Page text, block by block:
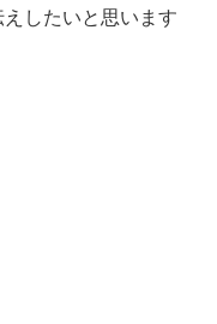
したいと思います